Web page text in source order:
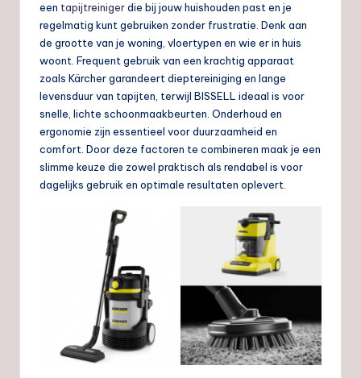
een tapijtreinigerdie bij jouw huishouden past en je
regelmatig kunt gebruiken zonder frustratie. Denk aan
de grootte van je woning, vloertypen en wie er in huis
woont. Frequent gebruik van een krachtig apparaat
zoals Kärcher garandeert dieptereiniging en lange
levensduur van tapijten, terwijl BISSELL ideaal is voor
snelle, lichte schoonmaakbeurten. Onderhoud en
ergonomie zijn essentieel voor duurzaamheid en
comfort. Door deze factoren te combineren maak je een
slimme keuze die zowel praktisch als rendabel is voor
dagelijks gebruik en optimale resultaten oplevert.